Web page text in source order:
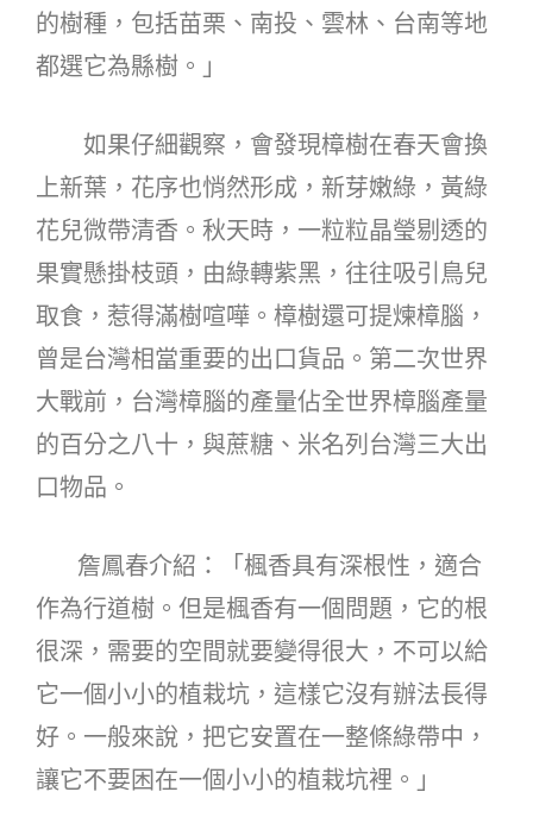
的樹種，包括苗栗、南投、雲林、台南等地
都選它為縣樹。」
如果仔細觀察，會發現樟樹在春天會換
上新葉，花序也悄然形成，新芽嫩綠，黃綠
花兒微帶清香。秋天時，一粒粒晶瑩剔透的
果實懸掛枝頭，由綠轉紫黑，往往吸引鳥兒
取食，惹得滿樹喧嘩。樟樹還可提煉樟腦，
曾是台灣相當重要的出口貨品。第二次世界
大戰前，台灣樟腦的產量佔全世界樟腦產量
的百分之八十，與蔗糖、米名列台灣三大出
口物品。
詹鳳春介紹：「楓香具有深根性，適合
作為行道樹。但是楓香有一個問題，它的根
很深，需要的空間就要變得很大，不可以給
它一個小小的植栽坑，這樣它沒有辦法長得
好。一般來說，把它安置在一整條綠帶中，
讓它不要困在一個小小的植栽坑裡。」